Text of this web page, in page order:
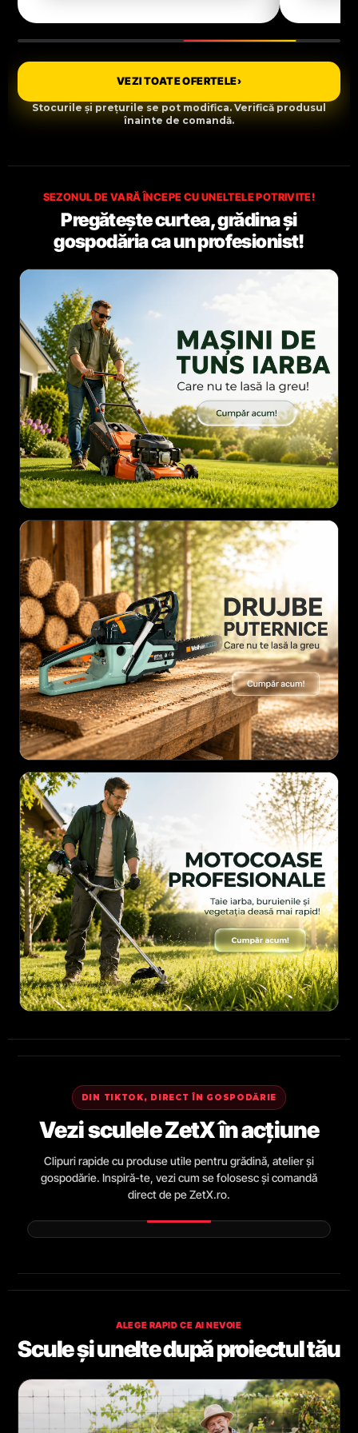
VEZI TOATE OFERTELE›
Stocurile și prețurile se pot modifica. Verifică produsul
înainte de comandă.
SEZONUL DE VARĂ ÎNCEPE CU UNELTELE POTRIVITE!
Pregătește curtea, grădina și
gospodăria ca un profesionist!
DIN TIKTOK, DIRECT ÎN GOSPODĂRIE
Vezi sculele ZetX în acțiune
Clipuri rapide cu produse utile pentru grădină, atelier și
gospodărie. Inspiră-te, vezi cum se folosesc și comandă
direct de pe ZetX.ro.
ALEGE RAPID CE AI NEVOIE
Scule și unelte după proiectul tău